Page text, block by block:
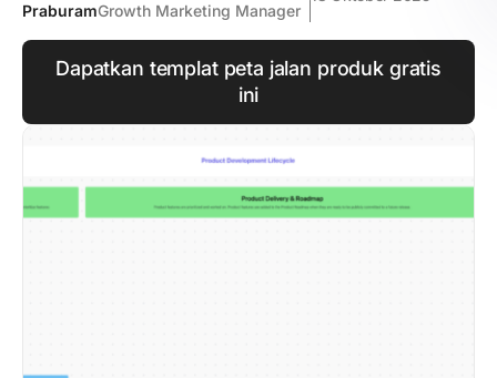
PraburamGrowth Marketing Manager
Dapatkan templat peta jalan produk gratis
ini